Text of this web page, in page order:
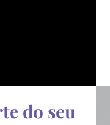
do seu